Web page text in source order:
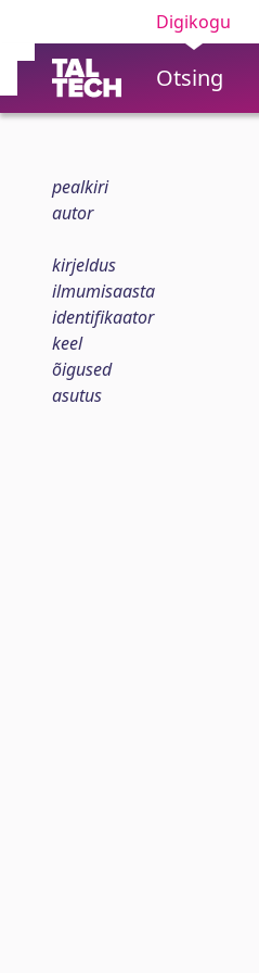
Digikogu
Otsing
pealkiri
autor
kirjeldus
ilmumisaasta
identifikaator
keel
õigused
asutus